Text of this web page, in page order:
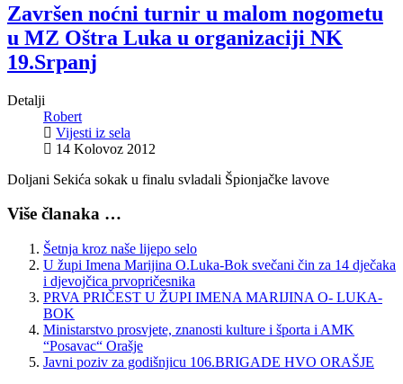
Završen noćni turnir u malom nogometu
u MZ Oštra Luka u organizaciji NK
19.Srpanj
Detalji
Robert
Vijesti iz sela
14 Kolovoz 2012
Doljani Sekića sokak u finalu svladali Špionjačke lavove
Više članaka …
Šetnja kroz naše lijepo selo
U župi Imena Marijina O.Luka-Bok svečani čin za 14 dječaka
i djevojčica prvopričesnika
PRVA PRIČEST U ŽUPI IMENA MARIJINA O- LUKA-
BOK
Ministarstvo prosvjete, znanosti kulture i športa i AMK
“Posavac“ Orašje
Javni poziv za godišnjicu 106.BRIGADE HVO ORAŠJE